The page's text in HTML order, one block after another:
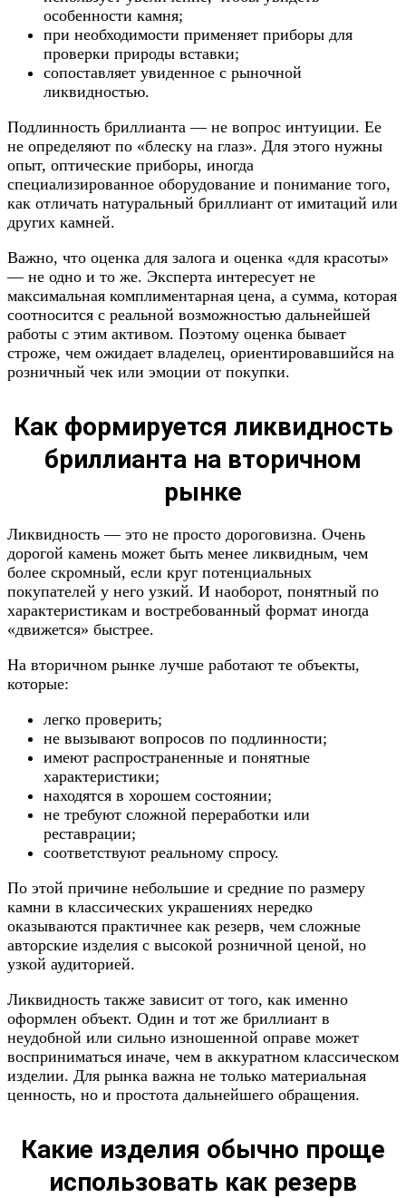
особенности камня;
при необходимости применяет приборы для
проверки природы вставки;
сопоставляет увиденное с рыночной
ликвидностью.
Подлинность бриллианта — не вопрос интуиции. Ее
не определяют по «блеску на глаз». Для этого нужны
опыт, оптические приборы, иногда
специализированное оборудование и понимание того,
как отличать натуральный бриллиант от имитаций или
других камней.
Важно, что оценка для залога и оценка «для красоты»
— не одно и то же. Эксперта интересует не
максимальная комплиментарная цена, а сумма, которая
соотносится с реальной возможностью дальнейшей
работы с этим активом. Поэтому оценка бывает
строже, чем ожидает владелец, ориентировавшийся на
розничный чек или эмоции от покупки.
Как формируется ликвидность
бриллианта на вторичном
рынке
Ликвидность — это не просто дороговизна. Очень
дорогой камень может быть менее ликвидным, чем
более скромный, если круг потенциальных
покупателей у него узкий. И наоборот, понятный по
характеристикам и востребованный формат иногда
«движется» быстрее.
На вторичном рынке лучше работают те объекты,
которые:
легко проверить;
не вызывают вопросов по подлинности;
имеют распространенные и понятные
характеристики;
находятся в хорошем состоянии;
не требуют сложной переработки или
реставрации;
соответствуют реальному спросу.
По этой причине небольшие и средние по размеру
камни в классических украшениях нередко
оказываются практичнее как резерв, чем сложные
авторские изделия с высокой розничной ценой, но
узкой аудиторией.
Ликвидность также зависит от того, как именно
оформлен объект. Один и тот же бриллиант в
неудобной или сильно изношенной оправе может
восприниматься иначе, чем в аккуратном классическом
изделии. Для рынка важна не только материальная
ценность, но и простота дальнейшего обращения.
Какие изделия обычно проще
использовать как резерв